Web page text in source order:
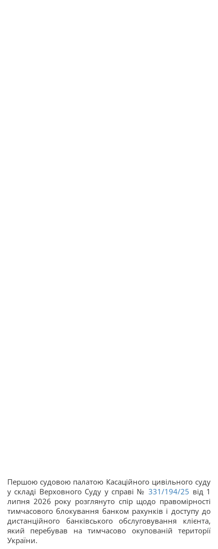
Першою судовою палатою Касаційного цивільного суду
у складі Верховного Суду у справі №331/194/25 від 1
липня 2026 року розглянуто спір щодо правомірності
тимчасового блокування банком рахунків і доступу до
дистанційного банківського обслуговування клієнта,
який перебував на тимчасово окупованій території
України.